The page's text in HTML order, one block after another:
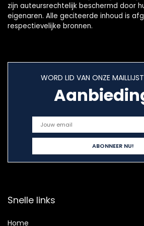
zijn auteursrechtelijk beschermd door
eigenaren. Alle geciteerde inhoud is
respectievelijke bronnen.
WORD LID VAN ONZE
Snelle links
Home